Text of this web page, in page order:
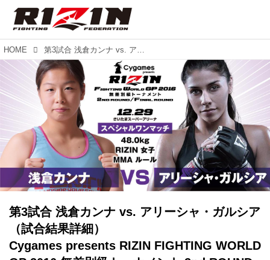
HOME 第3試合 浅倉カンナ vs. アリーシャ・ガルシア（試合結果詳細） Cygames presents RIZIN FIGHTING WORLD GP 2016 無差別級トーナメント 2nd ROUND
第3試合 浅倉カンナ vs. アリーシャ・ガルシア
（試合結果詳細）
Cygames presents RIZIN FIGHTING WORLD